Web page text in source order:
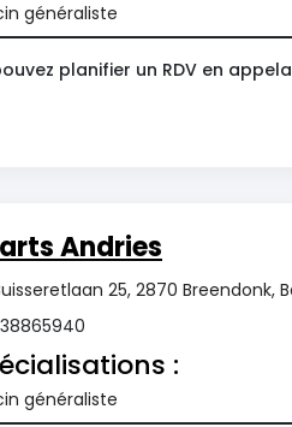
généraliste
planifier un RDV en
Andries
25, 2870 Breendonk,
:
généraliste